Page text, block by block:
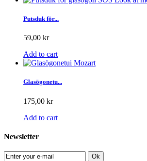
Putsduk för...
59,00 kr
Add to cart
Glasögonetu...
175,00 kr
Add to cart
Newsletter
Ok